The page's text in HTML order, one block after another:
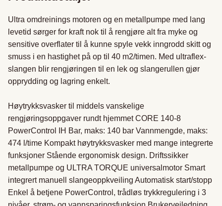
Ultra omdreinings motoren og en metallpumpe med lang
levetid sørger for kraft nok til å rengjøre alt fra myke og
sensitive overflater til å kunne spyle vekk inngrodd skitt og
smuss i en hastighet på op til 40 m2/timen. Med ultraflex-
slangen blir rengjøringen til en lek og slangerullen gjør
opprydding og lagring enkelt.
Høytrykksvasker til middels vanskelige
rengjøringsoppgaver rundt hjemmet CORE 140-8
PowerControl IH Bar, maks: 140 bar Vannmengde, maks:
474 l/time Kompakt høytrykksvasker med mange integrerte
funksjoner Stående ergonomisk design. Driftssikker
metallpumpe og ULTRA TORQUE universalmotor Smart
integrert manuell slangeoppkveiling Automatisk start/stopp
Enkel å betjene PowerControl, trådløs trykkregulering i 3